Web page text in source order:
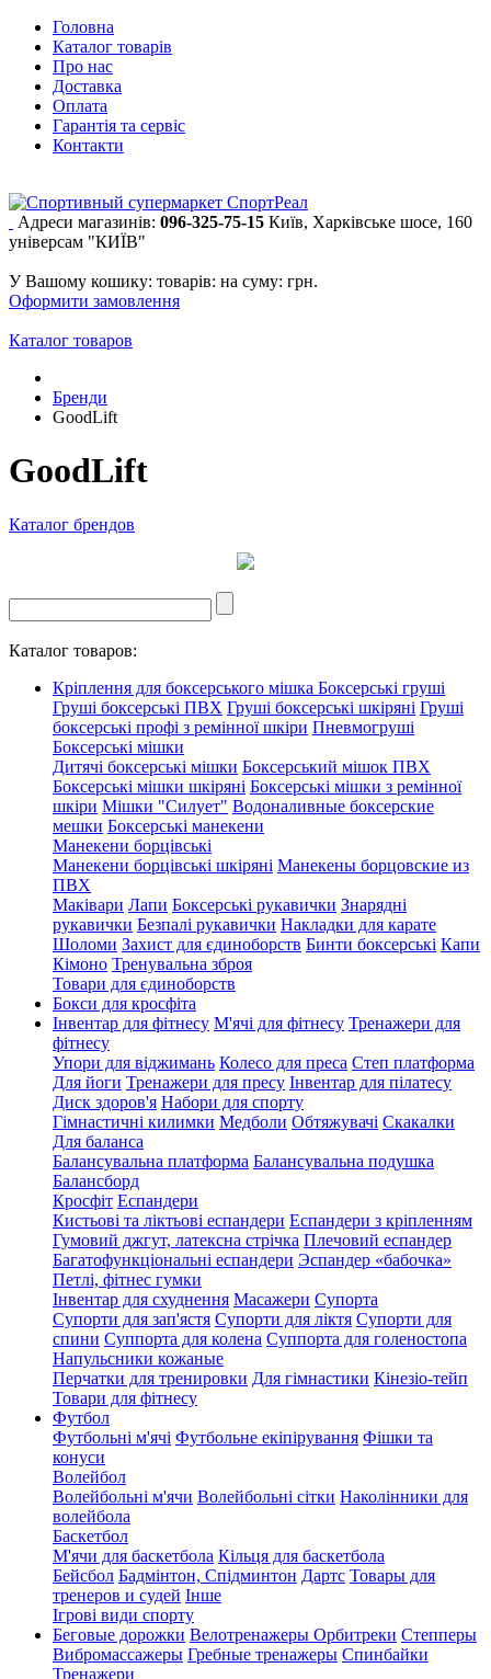
Головна
Каталог товарів
Про нас
Доставка
Оплата
Гарантія та сервіс
Контакти
Адреси магазинів: 096-325-75-15 Київ, Харківське шосе, 160
універсам "КИЇВ"
У Вашому кошику: товарів: на суму: грн.
Оформити замовлення
Каталог товаров
Бренди
GoodLift
GoodLift
Каталог брендов
Каталог товаров:
Кріплення для боксерського мішка Боксерські груші
Груші боксерські ПВХ Груші боксерські шкіряні Груші
боксерські профі з ремінної шкіри Пневмогруші
Боксерські мішки
Дитячі боксерські мішки Боксерський мішок ПВХ
Боксерські мішки шкіряні Боксерські мішки з ремінної
шкіри Мішки "Силует" Водоналивные боксерские
мешки Боксерські манекени
Манекени борцівські
Манекени борцівські шкіряні Манекены борцовские из
ПВХ
Маківари Лапи Боксерські рукавички Знарядні
рукавички Безпалі рукавички Накладки для карате
Шоломи Захист для єдиноборств Бинти боксерські Капи
Кімоно Тренувальна зброя
Товари для єдиноборств
Бокси для кросфіта
Інвентар для фітнесу М'ячі для фітнесу Тренажери для
фітнесу
Упори для віджимань Колесо для преса Степ платформа
Для йоги Тренажери для пресу Інвентар для пілатесу
Диск здоров'я Набори для спорту
Гімнастичні килимки Медболи Обтяжувачі Скакалки
Для баланса
Балансувальна платформа Балансувальна подушка
Балансборд
Кросфіт Еспандери
Кистьові та ліктьові еспандери Еспандери з кріпленням
Гумовий джгут, латексна стрічка Плечовий еспандер
Багатофункціональні еспандери Эспандер «бабочка»
Петлі, фітнес гумки
Інвентар для схуднення Масажери Супорта
Супорти для зап'ястя Супорти для ліктя Супорти для
спини Суппорта для колена Суппорта для голеностопа
Напульсники кожаные
Перчатки для тренировки Для гімнастики Кінезіо-тейп
Товари для фітнесу
Футбол
Футбольні м'ячі Футбольне екіпірування Фішки та
конуси
Волейбол
Волейбольні м'ячи Волейбольні сітки Наколінники для
волейбола
Баскетбол
М'ячи для баскетбола Кільця для баскетбола
Бейсбол Бадмінтон, Спідминтон Дартс Товары для
тренеров и судей Інше
Ігрові види спорту
Беговые дорожки Велотренажеры Орбитреки Степперы
Вибромассажеры Гребные тренажеры Спинбайки
Тренажери